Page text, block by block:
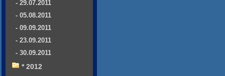
- 29.07.2011
- 05.08.2011
- 09.09.2011
- 23.09.2011
- 30.09.2011
* 2012